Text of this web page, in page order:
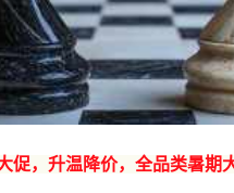
促，升温降价，全品类暑期